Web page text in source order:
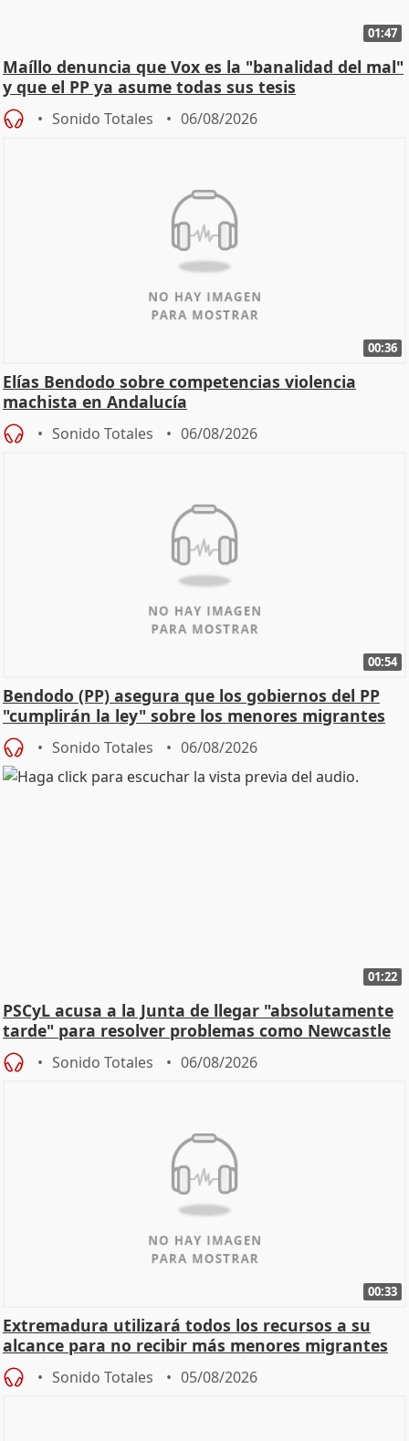
01:47
Maíllo denuncia que Vox es la "banalidad del mal"
y que el PP ya asume todas sus tesis
Sonido Totales 06/08/2026
00:36
Elías Bendodo sobre competencias violencia
machista en Andalucía
Sonido Totales 06/08/2026
00:54
Bendodo (PP) asegura que los gobiernos del PP
"cumplirán la ley" sobre los menores migrantes
Sonido Totales 06/08/2026
01:22
PSCyL acusa a la Junta de llegar "absolutamente
tarde" para resolver problemas como Newcastle
Sonido Totales 06/08/2026
00:33
Extremadura utilizará todos los recursos a su
alcance para no recibir más menores migrantes
Sonido Totales 05/08/2026